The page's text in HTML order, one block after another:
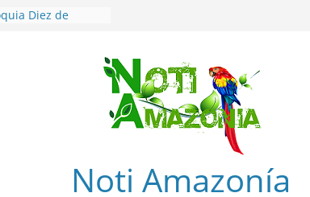
Diez de
sensación deNoti Amazonía